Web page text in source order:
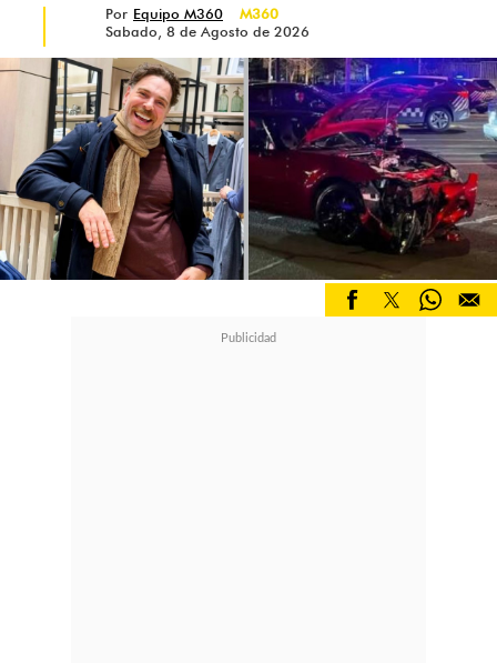
Por Equipo M360
M360
Sabado, 8 de Agosto de 2026